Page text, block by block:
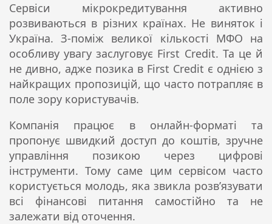
Сервіси мікрокредитування активно
розвиваються в різних країнах. Не виняток і
Україна. З-поміж великої кількості МФО на
особливу увагу заслуговує First Credit. Та це й
не дивно, адже позика в First Credit є однією з
найкращих пропозицій, що часто потрапляє в
поле зору користувачів.
Компанія працює в онлайн-форматі та
пропонує швидкий доступ до коштів, зручне
управління позикою через цифрові
інструменти. Тому саме цим сервісом часто
користується молодь, яка звикла розв’язувати
всі фінансові питання самостійно та не
залежати від оточення.